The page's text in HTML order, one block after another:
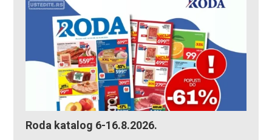
Roda katalog 6-16.8.2026.